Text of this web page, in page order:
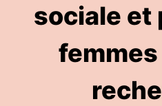
sociale et